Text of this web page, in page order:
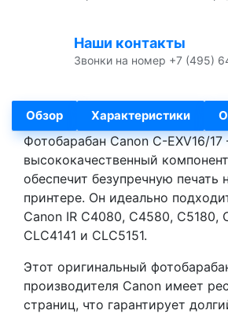
Наши контакты
Звонки на номер +7 (495)
Обзор Характеристики
Фотобарабан Canon C-EXV16/
высококачественный
обеспечит безупречную печать
принтере. Он идеально
Canon IR C4080, C4580, C5180,
CLC4141 и CLC5151.
Этот оригинальный
производителя Canon имеет
страниц, что гарантирует